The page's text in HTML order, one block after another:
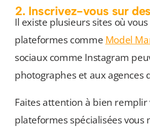
2. Inscrivez-vous sur
Il existe plusieurs sites où
plateformes comme Model
sociaux comme Instagram
photographes et aux agences
Faites attention à bien
plateformes spécialisées